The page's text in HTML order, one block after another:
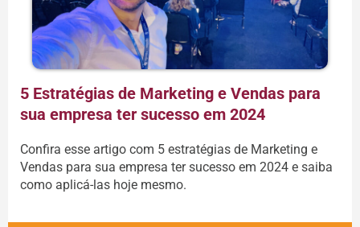
5 Estratégias de Marketing e Vendas para
sua empresa ter sucesso em 2024
Confira esse artigo com 5 estratégias de Marketing e
Vendas para sua empresa ter sucesso em 2024 e saiba
como aplicá-las hoje mesmo.